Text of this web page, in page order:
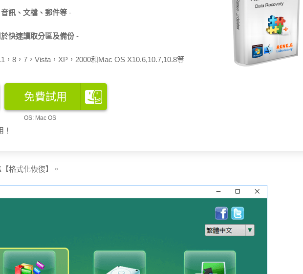
訊、文檔、郵件等
快速讀取分區及備份
，8，7，Vista，XP，2000和Mac OS X10.6,10.7,10.8等
免費試用
格式化恢復】。